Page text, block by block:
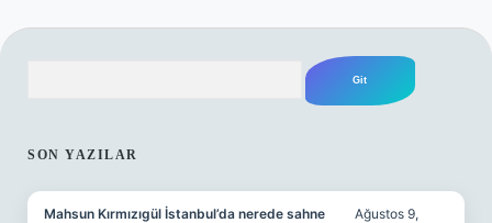
SON YAZILAR
Mahsun Kırmızıgül İstanbul’da nerede sahne
Ağustos 9,